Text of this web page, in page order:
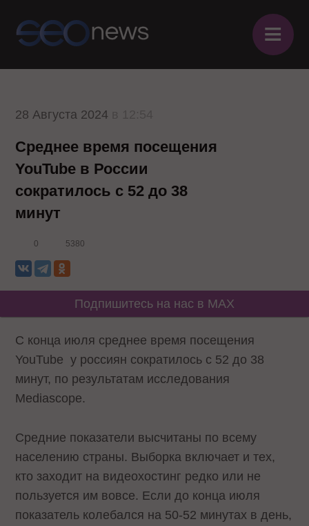
≡
28 Августа 2024
Среднее время посещения
YouTube в России
сократилось с 52 до 38
минут
0 5380
Подпишитесь на нас в MAX
С конца июля среднее время посещения
YouTube у россиян сократилось с 52 до 38
минут, по результатам исследования
Mediascope.
Средние показатели высчитаны по всему
населению страны. Выборка включает и тех,
кто заходит на видеохостинг редко или не
пользуется им вовсе. Если до конца июля
показатель колебался на 50-52 минутах в день,